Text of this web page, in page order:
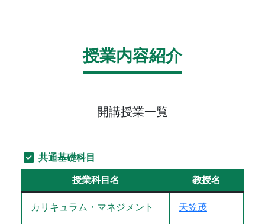
授業内容紹介
開講授業一覧
共通基礎科目
授業科目名 教授名
カリキュラム・マネジメント 天笠茂